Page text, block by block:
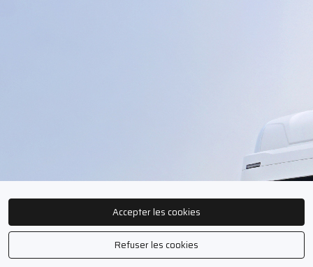
Accepter les cookies
Refuser les cookies